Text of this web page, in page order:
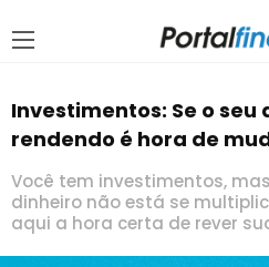
Investimentos: Se o
rendendo é hora de
Você tem investimentos,
dinheiro não está se
aqui a hora certa de rever